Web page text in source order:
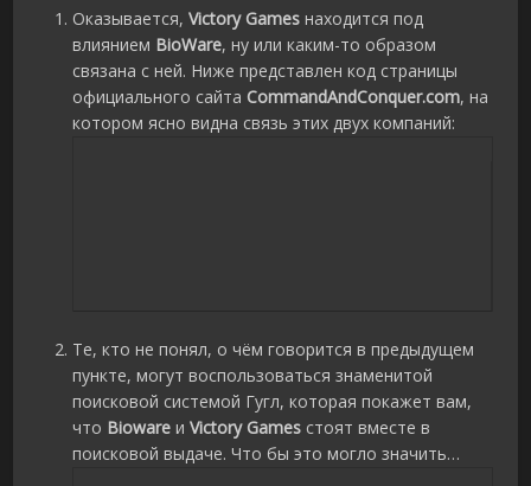
Оказывается,Victory Games находится под
влиянием BioWare, ну или каким-то образом
связана с ней. Ниже представлен код страницы
официального сайта CommandAndConquer.com, на
котором ясно видна связь этих двух компаний:
Те, кто не понял, о чём говорится в предыдущем
пункте, могут воспользоваться знаменитой
поисковой системой Гугл, которая покажет вам,
что Bioware иVictory Games стоят вместе в
поисковой выдаче. Что бы это могло значить…